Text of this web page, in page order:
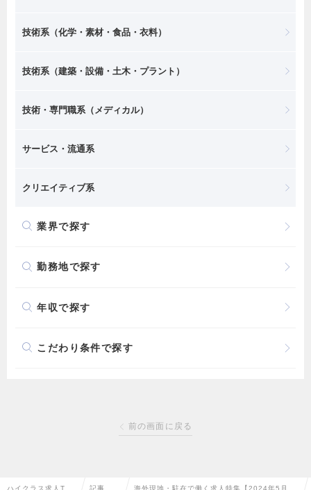
技術系（化学・素材・食品・衣料）
技術系（建築・設備・土木・プラント）
技術・専門職系（メディカル）
サービス・流通系
クリエイティブ系
業界で探す
勤務地で探す
年収で探す
こだわり条件で探す
前の画面に戻る